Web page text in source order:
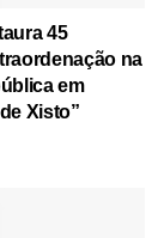
45
na
em
Xisto”